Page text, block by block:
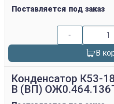
Поставляется под заказ
-
В
Конденсатор К53-
В (ВП)